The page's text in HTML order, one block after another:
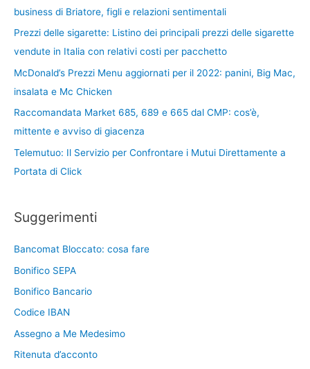
business di Briatore, figli e relazioni sentimentali
Prezzi delle sigarette: Listino dei principali prezzi delle sigarette
vendute in Italia con relativi costi per pacchetto
McDonald’s Prezzi Menu aggiornati per il 2022: panini, Big Mac,
insalata e Mc Chicken
Raccomandata Market 685, 689 e 665 dal CMP: cos’è,
mittente e avviso di giacenza
Telemutuo: Il Servizio per Confrontare i Mutui Direttamente a
Portata di Click
Suggerimenti
Bancomat Bloccato: cosa fare
Bonifico SEPA
Bonifico Bancario
Codice IBAN
Assegno a Me Medesimo
Ritenuta d’acconto